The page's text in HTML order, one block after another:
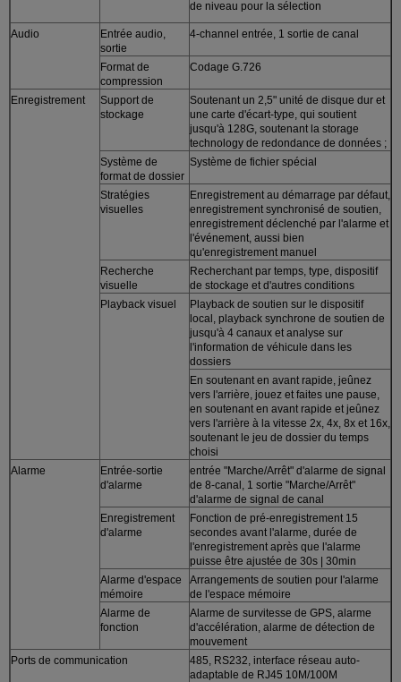
de niveau pour la sélection
Audio
Entrée audio,
sortie
4-channel entrée, 1 sortie de canal
Format de
compression
Codage G.726
Enregistrement
Support de
stockage
Soutenant un 2,5" unité de disque dur et
une carte d'écart-type, qui soutient
jusqu'à 128G, soutenant la storage
technology de redondance de données ;
Système de
format de dossier
Système de fichier spécial
Stratégies
visuelles
Enregistrement au démarrage par défaut,
enregistrement synchronisé de soutien,
enregistrement déclenché par l'alarme et
l'événement, aussi bien
qu'enregistrement manuel
Recherche
visuelle
Recherchant par temps, type, dispositif
de stockage et d'autres conditions
Playback visuel
Playback de soutien sur le dispositif
local, playback synchrone de soutien de
jusqu'à 4 canaux et analyse sur
l'information de véhicule dans les
dossiers
En soutenant en avant rapide, jeûnez
vers l'arrière, jouez et faites une pause,
en soutenant en avant rapide et jeûnez
vers l'arrière à la vitesse 2x, 4x, 8x et 16x,
soutenant le jeu de dossier du temps
choisi
Alarme
Entrée-sortie
d'alarme
entrée "Marche/Arrêt" d'alarme de signal
de 8-canal, 1 sortie "Marche/Arrêt"
d'alarme de signal de canal
Enregistrement
d'alarme
Fonction de pré-enregistrement 15
secondes avant l'alarme, durée de
l'enregistrement après que l'alarme
puisse être ajustée de 30s | 30min
Alarme d'espace
mémoire
Arrangements de soutien pour l'alarme
de l'espace mémoire
Alarme de
fonction
Alarme de survitesse de GPS, alarme
d'accélération, alarme de détection de
mouvement
Ports de communication
485, RS232, interface réseau auto-
adaptable de RJ45 10M/100M